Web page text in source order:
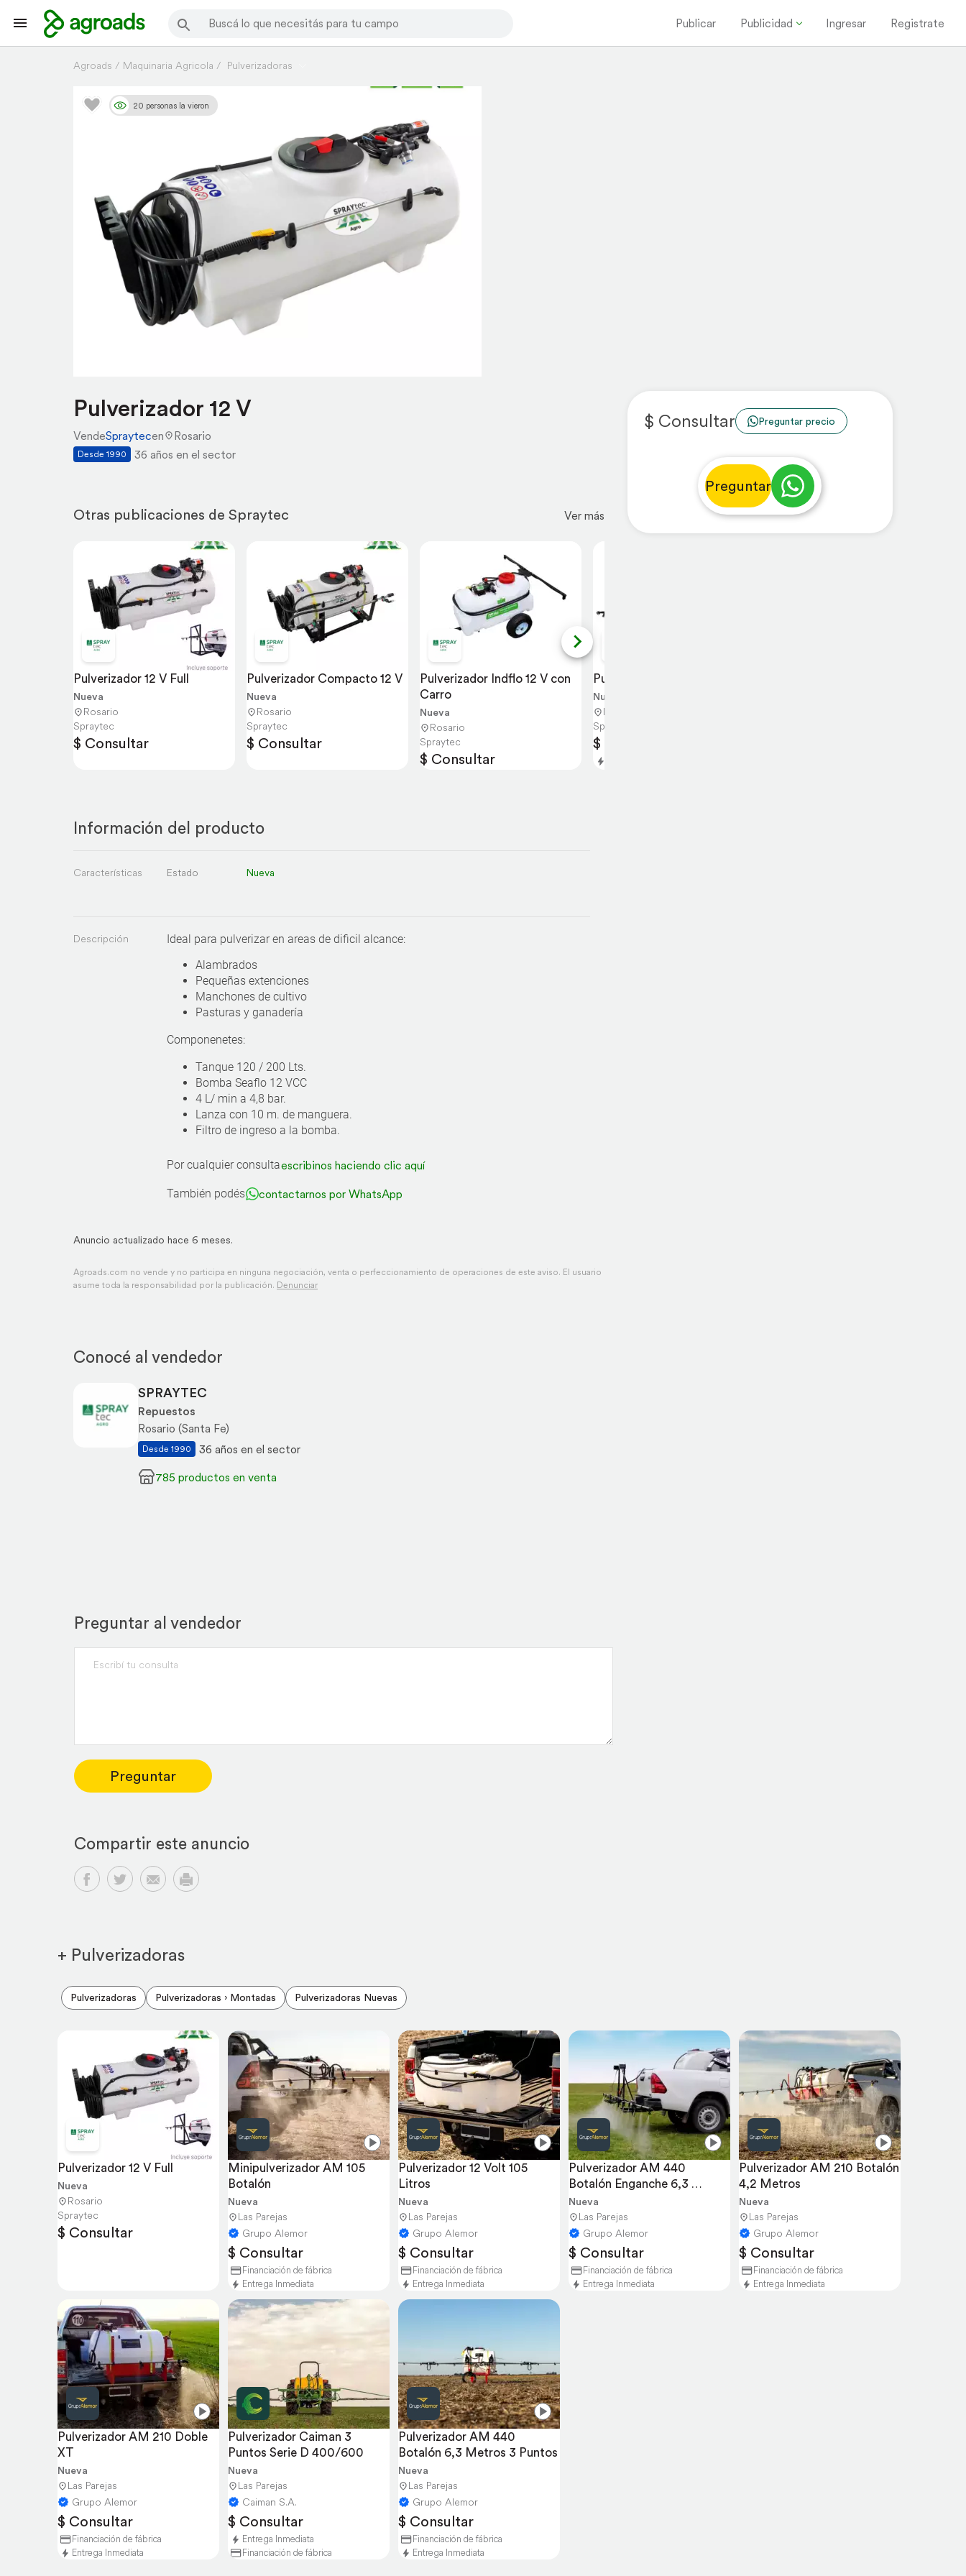
Publicar Publicidad Ingresar Registrate
Agroads Maquinaria Agricola Pulverizadoras
20 personas la vieron
Pulverizador 12 V
VendeSpraytecen Rosario
Desde 1990 36 años en el sector
Otras publicaciones de Spraytec Ver más
Pulverizador 12 V Full
Nueva
Rosario
Spraytec
$ Consultar
Pulverizador Compacto 12 V
Nueva
Rosario
Spraytec
$ Consultar
Pulverizador Indflo 12 V con
Carro
Nueva
Rosario
Spraytec
$ Consultar
Pulverizador Indflo 12 V Base
Nueva
Rosario
Spraytec
$ Consultar
Información del producto
Características Estado Nueva
Descripción
Ideal para pulverizar en areas de dificil alcance:
Alambrados
Pequeñas extenciones
Manchones de cultivo
Pasturas y ganadería
Componenetes:
Tanque 120 / 200 Lts.
Bomba Seaflo 12 VCC
4 L/ min a 4,8 bar.
Lanza con 10 m. de manguera.
Filtro de ingreso a la bomba.
Por cualquier consultaescribinos haciendo clic aquí
También podés contactarnos por WhatsApp
Anuncio actualizado hace 6 meses.
Agroads.com no vende y no participa en ninguna negociación, venta o perfeccionamiento de operaciones de este aviso. El usuario
asume toda la responsabilidad por la publicación. Denunciar
Conocé al vendedor
SPRAYTEC
Repuestos
Rosario (Santa Fe)
Desde 1990
36 años en el sector
785 productos en venta
$ Consultar Preguntar precio
Preguntar
Preguntar al vendedor
Preguntar
Compartir este anuncio
Compartir en Facebook
Compartir en Twitter
Compartir por email
Imprimir
+ Pulverizadoras
Pulverizadoras Pulverizadoras › Montadas Pulverizadoras Nuevas
Pulverizador 12 V Full
Nueva
Rosario
Spraytec
$ Consultar
Minipulverizador AM 105
Botalón
Nueva
Las Parejas
Grupo Alemor
$ Consultar
Financiación de fábrica
Entrega Inmediata
Pulverizador 12 Volt 105
Litros
Nueva
Las Parejas
Grupo Alemor
$ Consultar
Financiación de fábrica
Entrega Inmediata
Pulverizador AM 440
Botalón Enganche 6,3
Metros
Nueva
Las Parejas
Grupo Alemor
$ Consultar
Financiación de fábrica
Entrega Inmediata
Pulverizador AM 210 Botalón
4,2 Metros
Nueva
Las Parejas
Grupo Alemor
$ Consultar
Financiación de fábrica
Entrega Inmediata
Pulverizador AM 210 Doble
XT
Nueva
Las Parejas
Grupo Alemor
$ Consultar
Financiación de fábrica
Entrega Inmediata
Pulverizador Caiman 3
Puntos Serie D 400/600
Nueva
Las Parejas
Caiman S.A.
$ Consultar
Entrega Inmediata
Financiación de fábrica
Pulverizador AM 440
Botalón 6,3 Metros 3 Puntos
Nueva
Las Parejas
Grupo Alemor
$ Consultar
Financiación de fábrica
Entrega Inmediata